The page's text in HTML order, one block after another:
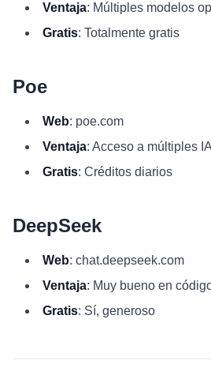
Ventaja: Múltiples modelos
Gratis: Totalmente gratis
Poe
Web: poe.com
Ventaja: Acceso a múltiples
Gratis: Créditos diarios
DeepSeek
Web: chat.deepseek.com
Ventaja: Muy bueno en
Gratis: Sí, generoso